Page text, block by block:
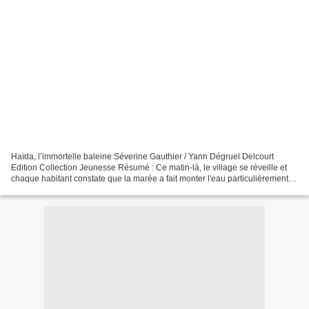
Haïda, l’immortelle baleine Séverine Gauthier / Yann Dégruel Delcourt
Edition Collection Jeunesse Résumé : Ce matin-là, le village se réveille et
chaque habitant constate que la marée a fait monter l'eau particulièrement